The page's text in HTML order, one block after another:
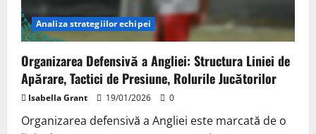
Analiza strategiilor echipei
Organizarea Defensivă a Angliei: Structura Liniei de
Apărare, Tactici de Presiune, Rolurile Jucătorilor
Isabella Grant 19/01/2026 0
Organizarea defensivă a Angliei este marcată de o